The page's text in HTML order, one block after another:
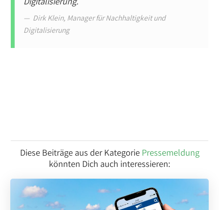
Dirk Klein, Manager für Nachhaltigkeit und
Digitalisierung
Diese Beiträge aus der Kategorie Pressemeldung
könnten Dich auch interessieren: